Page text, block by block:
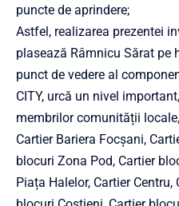
puncte de aprindere;
Astfel, realizarea prezentei
plasează Râmnicu Sărat pe
punct de vedere al
CITY, urcă un nivel
membrilor comunității
Cartier Bariera Focșani,
blocuri Zona Pod, Cartier
Piața Halelor, Cartier